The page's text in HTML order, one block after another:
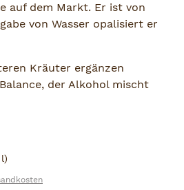
auf dem Markt. Er ist von
von Wasser opalisiert er
Kräuter ergänzen
der Alkohol mischt
hochthujoniger Absinth.
ein Traditions-Absinth aus